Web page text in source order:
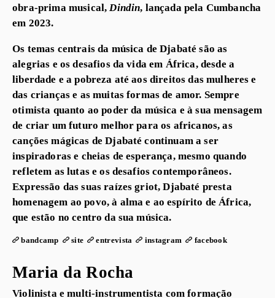
obra-prima musical, Dindin, lançada pela Cumbancha
em 2023.
Os temas centrais da música de Djabaté são as
alegrias e os desafios da vida em África, desde a
liberdade e a pobreza até aos direitos das mulheres e
das crianças e as muitas formas de amor. Sempre
otimista quanto ao poder da música e à sua mensagem
de criar um futuro melhor para os africanos, as
canções mágicas de Djabaté continuam a ser
inspiradoras e cheias de esperança, mesmo quando
refletem as lutas e os desafios contemporâneos.
Expressão das suas raízes griot, Djabaté presta
homenagem ao povo, à alma e ao espírito de África,
que estão no centro da sua música.
bandcamp site entrevista instagram facebook
Maria da Rocha
Violinista e multi-instrumentista com formação